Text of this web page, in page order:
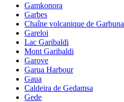
Gamkonora
Garbes
Chaîne volcanique de Garbuna
Gareloi
Lac Garibaldi
Mont Garibaldi
Garove
Garua Harbour
Gaua
Caldeira de Gedamsa
Gede